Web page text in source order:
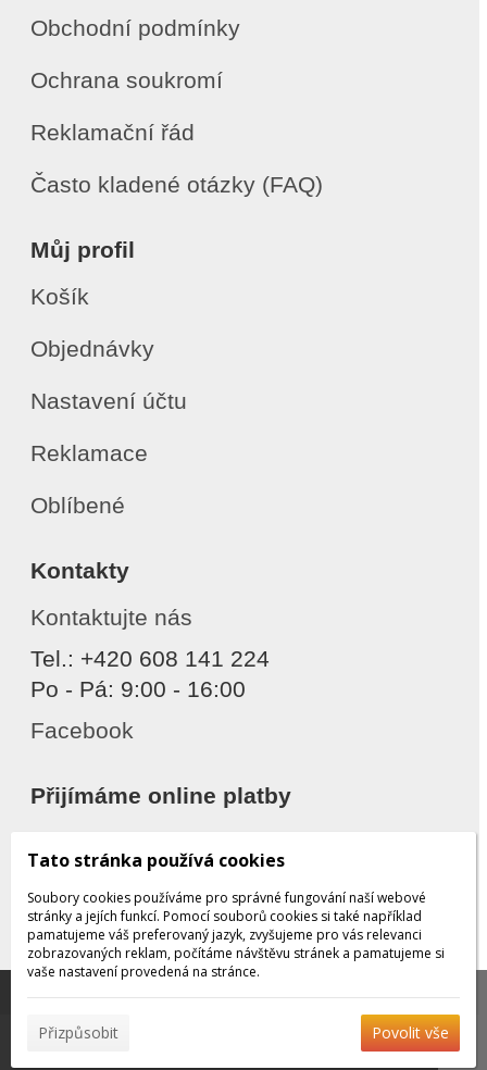
Obchodní podmínky
Ochrana soukromí
Reklamační řád
Často kladené otázky (FAQ)
Můj profil
Košík
Objednávky
Nastavení účtu
Reklamace
Oblíbené
Kontakty
Kontaktujte nás
Tel.: +420 608 141 224
Po - Pá: 9:00 - 16:00
Facebook
Přijímáme online platby
Děkujeme za důvěru
© 2026 WEXBO | |Přihlásit
pomáhají poskytovat služby. Používáním našich služeb
vyjadřujete souhlas s používáním souborů cookies.Více
✖
Tato stránka používá cookies
Soubory cookies používáme pro správné fungování naší webové
stránky a jejích funkcí. Pomocí souborů cookies si také například
pamatujeme váš preferovaný jazyk, zvyšujeme pro vás relevanci
zobrazovaných reklam, počítáme návštěvu stránek a pamatujeme si
vaše nastavení provedená na stránce.
Přizpůsobit Povolit vše